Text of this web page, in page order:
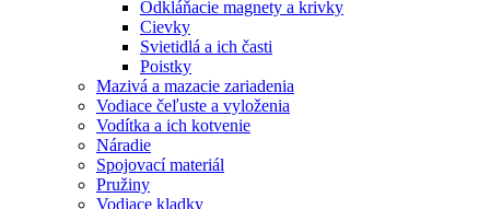
Odkláňacie magnety a krivky
Cievky
Svietidlá a ich časti
Poistky
Mazivá a mazacie zariadenia
Vodiace čeľuste a vyloženia
Vodítka a ich kotvenie
Náradie
Spojovací materiál
Pružiny
Vodiace kladky